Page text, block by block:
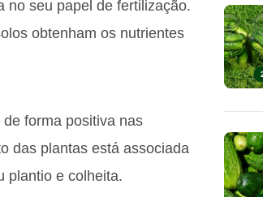
no seu papel de fertilização.
obtenham os nutrientes
de forma positiva nas
das plantas está associada
plantio e colheita.